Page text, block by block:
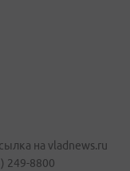
на vladnews.ru
249-8800